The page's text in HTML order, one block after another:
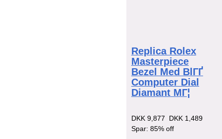
Replica Rolex
Masterpiece
Bezel Med BlГҐ
Computer Dial
Diamant MГ¦
DKK 9,877
DKK 1,489
Spar: 85% off